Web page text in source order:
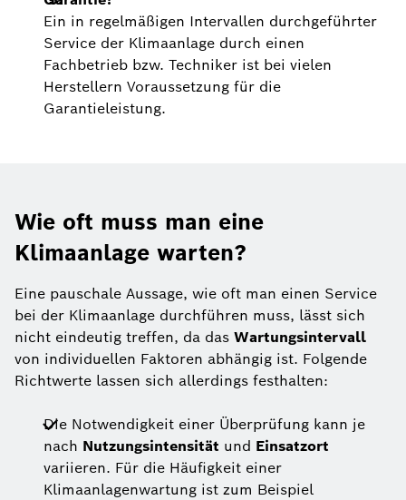
Ein in regelmäßigen Intervallen durchgeführter
Service der Klimaanlage durch einen
Fachbetrieb bzw. Techniker ist bei vielen
Herstellern Voraussetzung für die
Garantieleistung.
Wie oft muss man eine
Klimaanlage warten?
Eine pauschale Aussage, wie oft man einen Service
bei der Klimaanlage durchführen muss, lässt sich
nicht eindeutig treffen, da das Wartungsintervall
von individuellen Faktoren abhängig ist. Folgende
Richtwerte lassen sich allerdings festhalten:
Die Notwendigkeit einer Überprüfung kann je
nach Nutzungsintensität und Einsatzort
variieren. Für die Häufigkeit einer
Klimaanlagenwartung ist zum Beispiel